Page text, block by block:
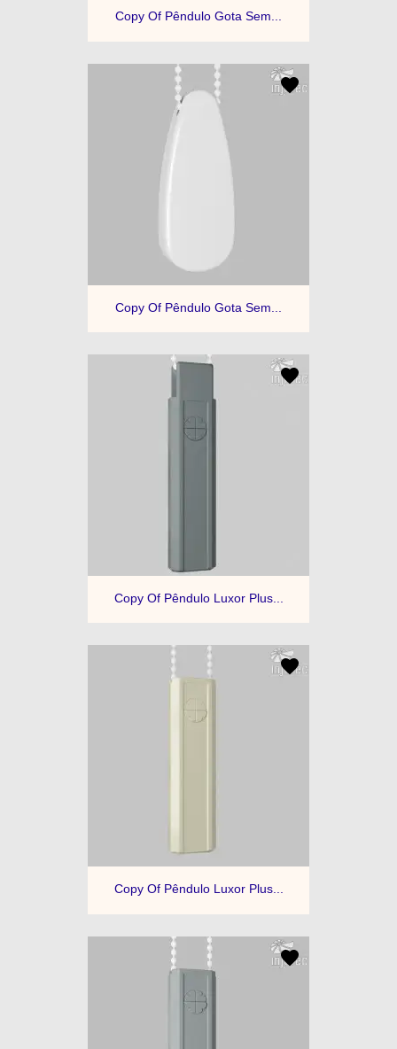
Copy Of Pêndulo Gota Sem...
Copy Of Pêndulo Gota Sem...
Copy Of Pêndulo Luxor Plus...
Copy Of Pêndulo Luxor Plus...